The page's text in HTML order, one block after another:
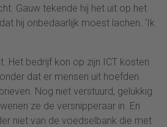
Gauw tekende hij het uit op het
hij onbedaarlijk moest lachen. ‘Ik
Het bedrijf kon op zijn ICT kosten
dat er mensen uit hoefden.
Nog niet verstuurd, gelukkig
ze de versnipperaar in. En
niet van de voedselbank die met